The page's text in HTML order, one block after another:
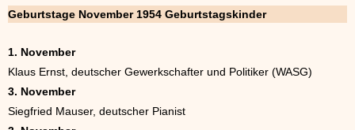
Geburtstage November 1954 Geburtstagskinder
1. November
Klaus Ernst, deutscher Gewerkschafter und Politiker (WASG)
3. November
Siegfried Mauser, deutscher Pianist